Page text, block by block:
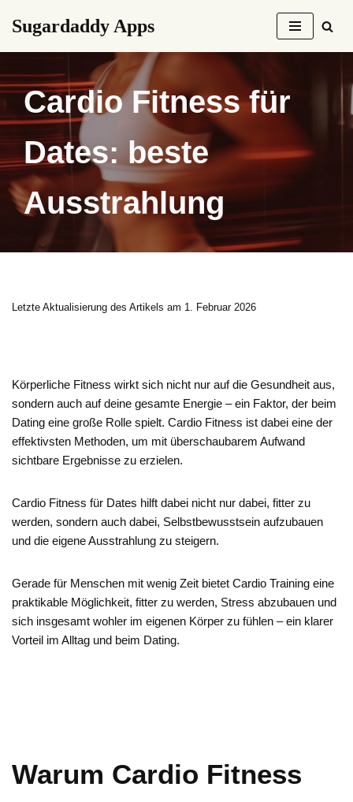
springen
Sugardaddy Apps
Cardio Fitness für
Dates: beste
Ausstrahlung
Letzte Aktualisierung des Artikels am 1. Februar 2026
Körperliche Fitness wirkt sich nicht nur auf die Gesundheit aus,
sondern auch auf deine gesamte Energie – ein Faktor, der beim
Dating eine große Rolle spielt. Cardio Fitness ist dabei eine der
effektivsten Methoden, um mit überschaubarem Aufwand
sichtbare Ergebnisse zu erzielen.
Cardio Fitness für Dates hilft dabei nicht nur dabei, fitter zu
werden, sondern auch dabei, Selbstbewusstsein aufzubauen
und die eigene Ausstrahlung zu steigern.
Gerade für Menschen mit wenig Zeit bietet Cardio Training eine
praktikable Möglichkeit, fitter zu werden, Stress abzubauen und
sich insgesamt wohler im eigenen Körper zu fühlen – ein klarer
Vorteil im Alltag und beim Dating.
Warum Cardio Fitness